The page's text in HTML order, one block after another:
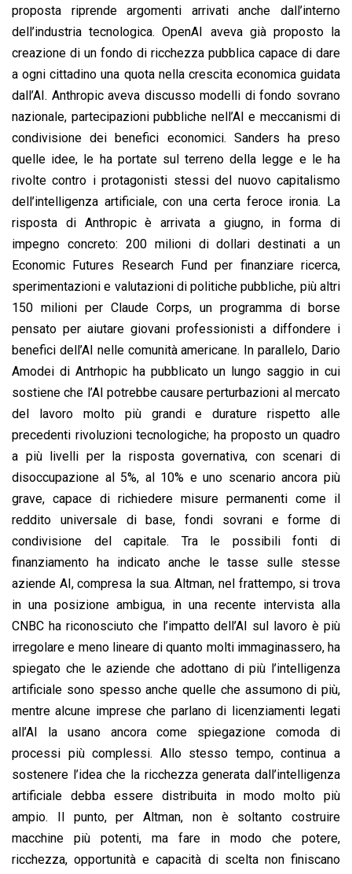
proposta riprende argomenti arrivati anche dall’interno
dell’industria tecnologica. OpenAI aveva già proposto la
creazione di un fondo di ricchezza pubblica capace di dare
a ogni cittadino una quota nella crescita economica guidata
dall’AI. Anthropic aveva discusso modelli di fondo sovrano
nazionale, partecipazioni pubbliche nell’AI e meccanismi di
condivisione dei benefici economici. Sanders ha preso
quelle idee, le ha portate sul terreno della legge e le ha
rivolte contro i protagonisti stessi del nuovo capitalismo
dell’intelligenza artificiale, con una certa feroce ironia. La
risposta di Anthropic è arrivata a giugno, in forma di
impegno concreto: 200 milioni di dollari destinati a un
Economic Futures Research Fund per finanziare ricerca,
sperimentazioni e valutazioni di politiche pubbliche, più altri
150 milioni per Claude Corps, un programma di borse
pensato per aiutare giovani professionisti a diffondere i
benefici dell’AI nelle comunità americane. In parallelo, Dario
Amodei di Antrhopic ha pubblicato un lungo saggio in cui
sostiene che l’AI potrebbe causare perturbazioni al mercato
del lavoro molto più grandi e durature rispetto alle
precedenti rivoluzioni tecnologiche; ha proposto un quadro
a più livelli per la risposta governativa, con scenari di
disoccupazione al 5%, al 10% e uno scenario ancora più
grave, capace di richiedere misure permanenti come il
reddito universale di base, fondi sovrani e forme di
condivisione del capitale. Tra le possibili fonti di
finanziamento ha indicato anche le tasse sulle stesse
aziende AI, compresa la sua. Altman, nel frattempo, si trova
in una posizione ambigua, in una recente intervista alla
CNBC ha riconosciuto che l’impatto dell’AI sul lavoro è più
irregolare e meno lineare di quanto molti immaginassero, ha
spiegato che le aziende che adottano di più l’intelligenza
artificiale sono spesso anche quelle che assumono di più,
mentre alcune imprese che parlano di licenziamenti legati
all’AI la usano ancora come spiegazione comoda di
processi più complessi. Allo stesso tempo, continua a
sostenere l’idea che la ricchezza generata dall’intelligenza
artificiale debba essere distribuita in modo molto più
ampio. Il punto, per Altman, non è soltanto costruire
macchine più potenti, ma fare in modo che potere,
ricchezza, opportunità e capacità di scelta non finiscano